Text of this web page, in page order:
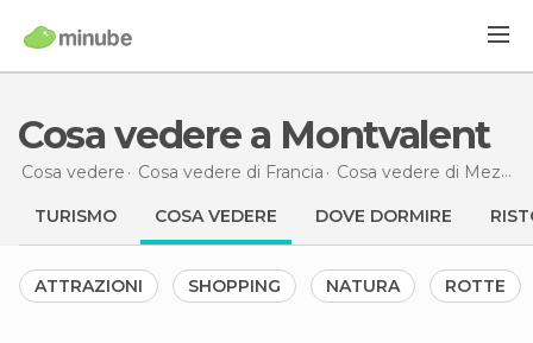
Cosa vedere a Montvalent
Cosa vedere Cosa vedere di Francia Cosa vedere di Mezzogiorno-Pirenei
TURISMO COSA VEDERE DOVE DORMIRE
ATTRAZIONI SHOPPING NATURA ROTTE